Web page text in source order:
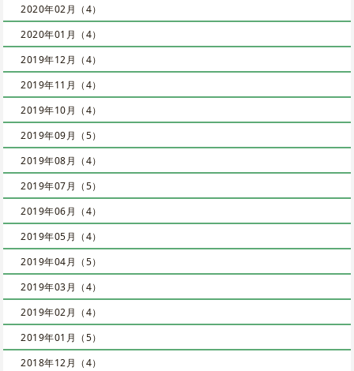
2020年02月（4）
2020年01月（4）
2019年12月（4）
2019年11月（4）
2019年10月（4）
2019年09月（5）
2019年08月（4）
2019年07月（5）
2019年06月（4）
2019年05月（4）
2019年04月（5）
2019年03月（4）
2019年02月（4）
2019年01月（5）
2018年12月（4）